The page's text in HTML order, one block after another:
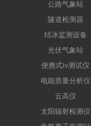
公路气象站
隧道检测器
结冰监测设备
光伏气象站
便携式iv测试仪
电能质量分析仪
云高仪
太阳辐射检测仪